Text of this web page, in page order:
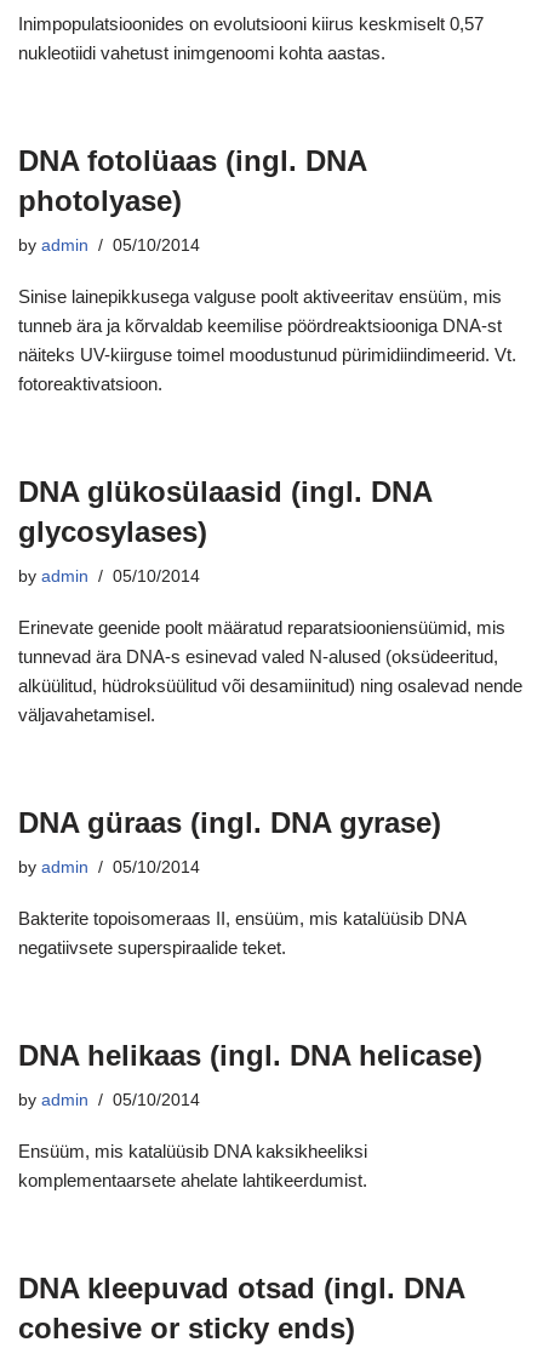
Inimpopulatsioonides on evolutsiooni kiirus keskmiselt 0,57
nukleotiidi vahetust inimgenoomi kohta aastas.
DNA fotolüaas (ingl. DNA
photolyase)
by admin 05/10/2014
Sinise lainepikkusega valguse poolt aktiveeritav ensüüm, mis
tunneb ära ja kõrvaldab keemilise pöördreaktsiooniga DNA-st
näiteks UV-kiirguse toimel moodustunud pürimidiindimeerid. Vt.
fotoreaktivatsioon.
DNA glükosülaasid (ingl. DNA
glycosylases)
by admin 05/10/2014
Erinevate geenide poolt määratud reparatsiooniensüümid, mis
tunnevad ära DNA-s esinevad valed N-alused (oksüdeeritud,
alküülitud, hüdroksüülitud või desamiinitud) ning osalevad nende
väljavahetamisel.
DNA güraas (ingl. DNA gyrase)
by admin 05/10/2014
Bakterite topoisomeraas II, ensüüm, mis katalüüsib DNA
negatiivsete superspiraalide teket.
DNA helikaas (ingl. DNA helicase)
by admin 05/10/2014
Ensüüm, mis katalüüsib DNA kaksikheeliksi
komplementaarsete ahelate lahtikeerdumist.
DNA kleepuvad otsad (ingl. DNA
cohesive or sticky ends)